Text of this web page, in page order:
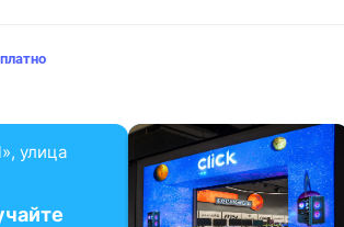
улица